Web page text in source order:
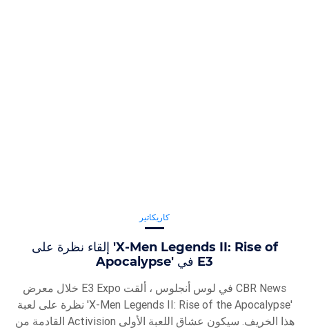
كاريكاتير
إلقاء نظرة على 'X-Men Legends II: Rise of
Apocalypse' في E3
خلال معرض E3 Expo في لوس أنجلوس ، ألقت CBR News
نظرة على لعبة 'X-Men Legends II: Rise of the Apocalypse'
القادمة من Activision هذا الخريف. سيكون عشاق اللعبة الأولى